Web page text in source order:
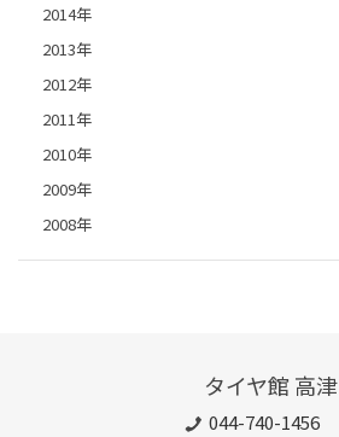
2014年
2013年
2012年
2011年
2010年
2009年
2008年
タイヤ館 高津
044-740-1456